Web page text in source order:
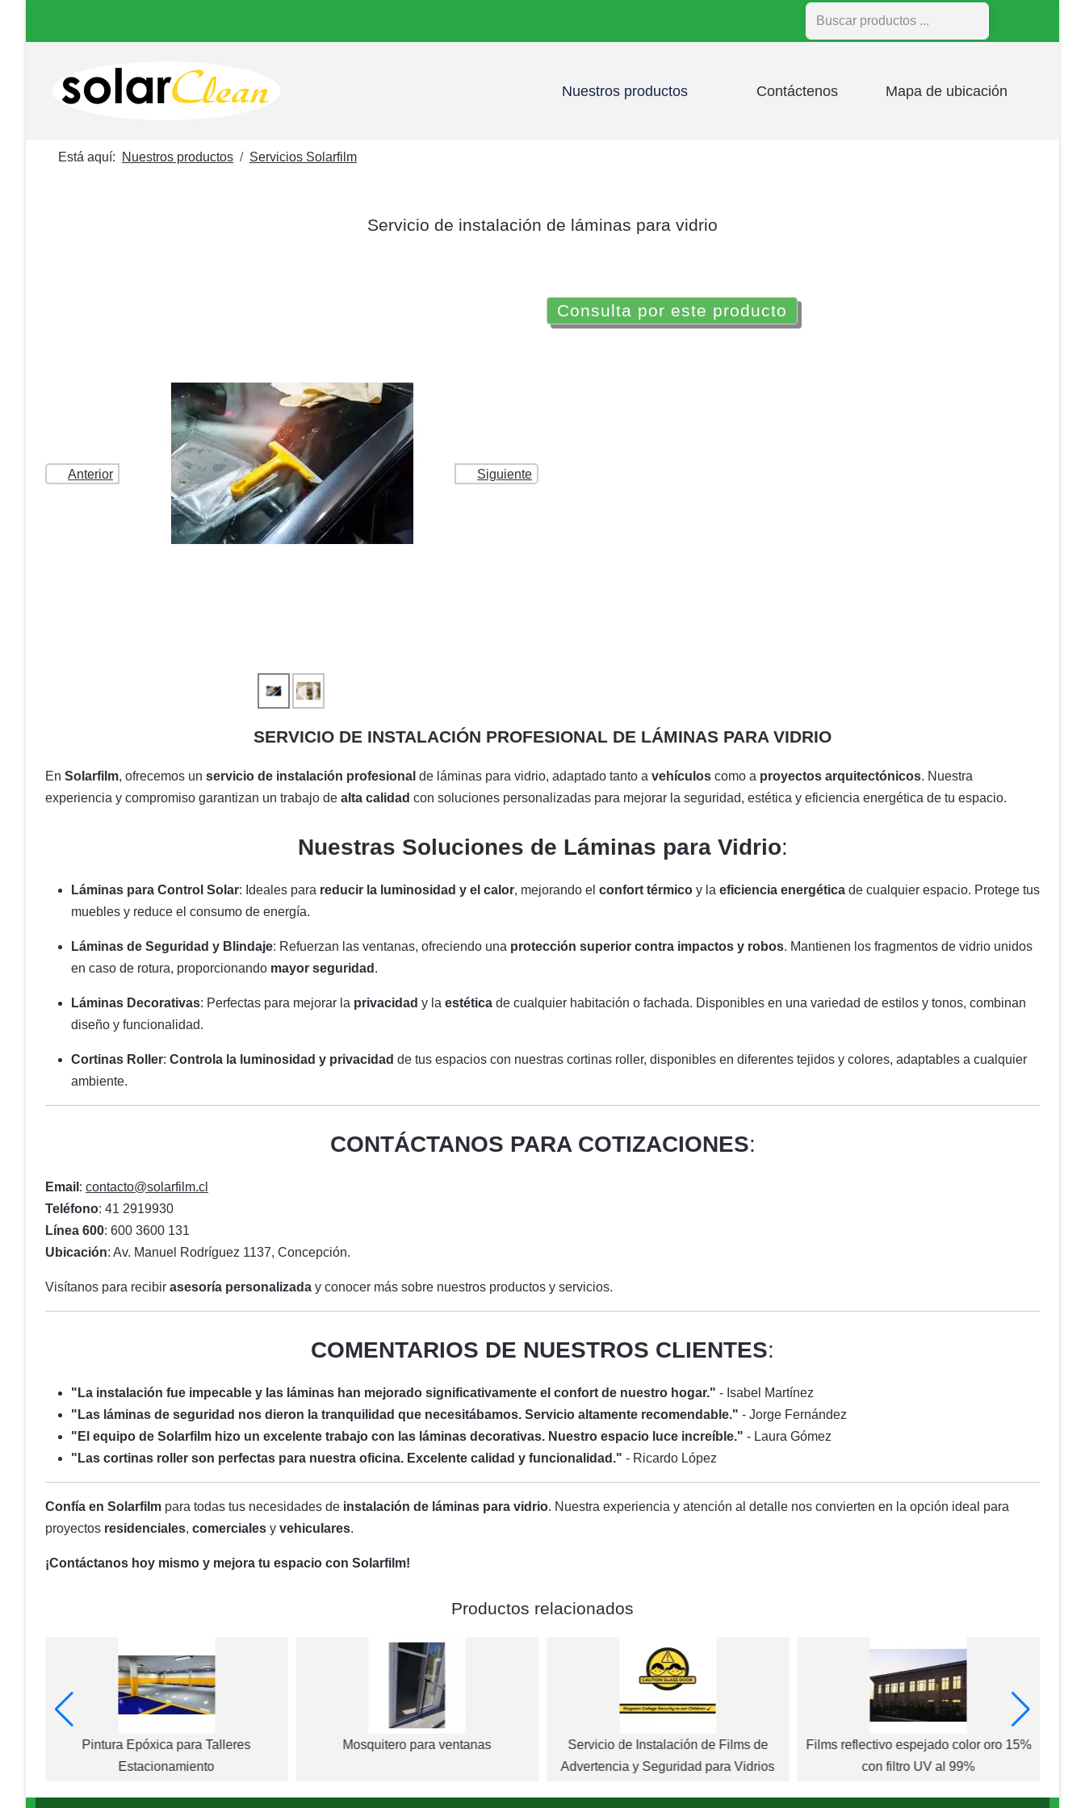
Buscar
Nuestros productos Contáctenos Mapa de ubicación
Está aquí: Nuestros productos Servicios Solarfilm
Servicio de instalación de láminas para vidrio
Anterior Siguiente
Consulta por este producto
SERVICIO DE INSTALACIÓN PROFESIONAL DE LÁMINAS PARA VIDRIO
En Solarfilm, ofrecemos un servicio de instalación profesional de láminas para vidrio, adaptado tanto a vehículos como a proyectos arquitectónicos. Nuestra
experiencia y compromiso garantizan un trabajo de alta calidad con soluciones personalizadas para mejorar la seguridad, estética y eficiencia energética de tu espacio.
Nuestras Soluciones de Láminas para Vidrio:
Láminas para Control Solar: Ideales para reducir la luminosidad y el calor, mejorando el confort térmico y la eficiencia energética de cualquier espacio. Protege tus
muebles y reduce el consumo de energía.
Láminas de Seguridad y Blindaje: Refuerzan las ventanas, ofreciendo una protección superior contra impactos y robos. Mantienen los fragmentos de vidrio unidos
en caso de rotura, proporcionando mayor seguridad .
Láminas Decorativas: Perfectas para mejorar la privacidad y la estética de cualquier habitación o fachada. Disponibles en una variedad de estilos y tonos, combinan
diseño y funcionalidad.
Cortinas Roller: Controla la luminosidad y privacidad de tus espacios con nuestras cortinas roller, disponibles en diferentes tejidos y colores, adaptables a cualquier
ambiente.
CONTÁCTANOS PARA COTIZACIONES:
Email : contacto@solarfilm.cl
Teléfono: 41 2919930
Línea 600: 600 3600 131
Ubicación: Av. Manuel Rodríguez 1137, Concepción.
Visítanos para recibir asesoría personalizada y conocer más sobre nuestros productos y servicios.
COMENTARIOS DE NUESTROS CLIENTES:
"La instalación fue impecable y las láminas han mejorado significativamente el confort de nuestro hogar." - Isabel Martínez
"Las láminas de seguridad nos dieron la tranquilidad que necesitábamos. Servicio altamente recomendable." - Jorge Fernández
"El equipo de Solarfilm hizo un excelente trabajo con las láminas decorativas. Nuestro espacio luce increíble." - Laura Gómez
"Las cortinas roller son perfectas para nuestra oficina. Excelente calidad y funcionalidad." - Ricardo López
Confía en Solarfilm para todas tus necesidades de instalación de láminas para vidrio. Nuestra experiencia y atención al detalle nos convierten en la opción ideal para
proyectos residenciales, comerciales y vehiculares.
¡Contáctanos hoy mismo y mejora tu espacio con Solarfilm!
Productos relacionados
Pintura Epóxica para Talleres
Estacionamiento
Mosquitero para ventanas
Servicio de Instalación de Films de
Advertencia y Seguridad para Vidrios
Films reflectivo espejado color oro 15%
con filtro UV al 99%